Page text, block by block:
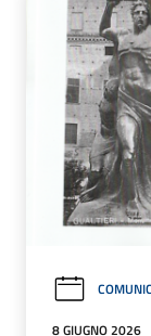
8 GIUGNO 2026